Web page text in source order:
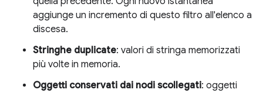
aggiunge un incremento di questo filtro all'elenco a
discesa.
Stringhe duplicate: valori di stringa memorizzati
più volte in memoria.
Oggetti conservati dai nodi scollegati: oggetti